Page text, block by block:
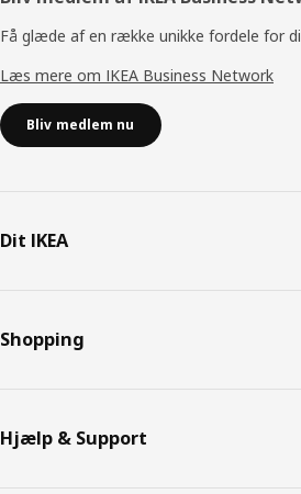
Få glæde af en række unikke fordele for
Læs mere om IKEA Business Network
Bliv medlem nu
Dit IKEA
Shopping
Hjælp & Support